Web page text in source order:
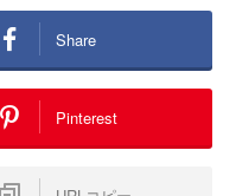
Share
Pinterest